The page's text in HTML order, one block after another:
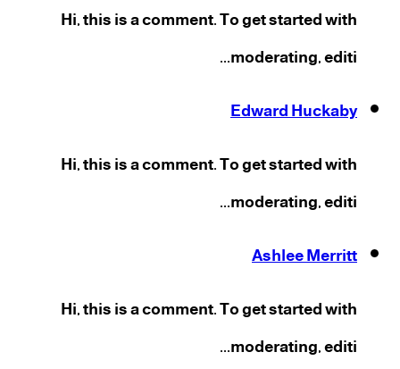
Hi, this is a comment. To get started with
moderating, editi...
Edward Huckaby
Hi, this is a comment. To get started with
moderating, editi...
Ashlee Merritt
Hi, this is a comment. To get started with
moderating, editi...